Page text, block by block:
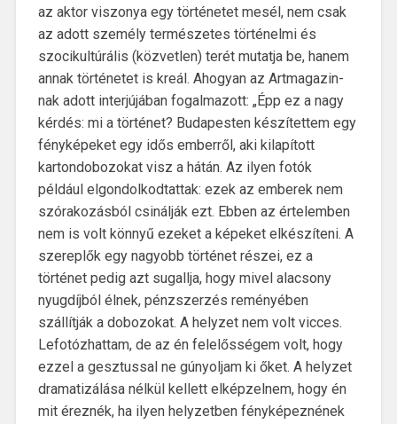
az aktor viszonya egy történetet mesél, nem csak
az adott személy természetes történelmi és
szocikultúrális (közvetlen) terét mutatja be, hanem
annak történetet is kreál. Ahogyan az Artmagazin-
nak adott interjújában fogalmazott: „Épp ez a nagy
kérdés: mi a történet? Budapesten készítettem egy
fényképeket egy idős emberről, aki kilapított
kartondobozokat visz a hátán. Az ilyen fotók
például elgondolkodtattak: ezek az emberek nem
szórakozásból csinálják ezt. Ebben az értelemben
nem is volt könnyű ezeket a képeket elkészíteni. A
szereplők egy nagyobb történet részei, ez a
történet pedig azt sugallja, hogy mivel alacsony
nyugdíjból élnek, pénzszerzés reményében
szállítják a dobozokat. A helyzet nem volt vicces.
Lefotózhattam, de az én felelősségem volt, hogy
ezzel a gesztussal ne gúnyoljam ki őket. A helyzet
dramatizálása nélkül kellett elképzelnem, hogy én
mit éreznék, ha ilyen helyzetben fényképeznének